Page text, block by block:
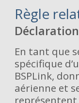
Règle
Déclaration
En tant que
spécifique
BSPLink,
aérienne et